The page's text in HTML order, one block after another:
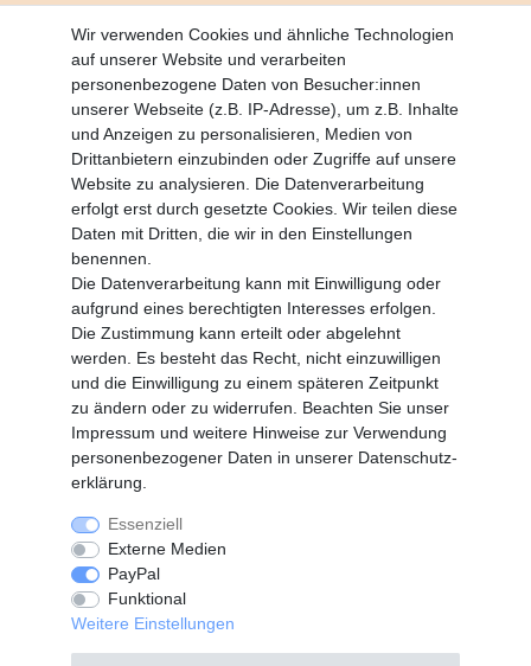
Battrerie Gesetz
Fragen und Antworten
Zahlungsarten
MEIN KONTO
Altgeräte Verordnung
Login
Registrieren
Vertrag widerrufen
SERVICE
Info Material als PDF
Versand
Rückrufe
Galerie
Widerrufs­recht
Impressum
Wir verwenden Cookies und ähnliche Technologien
auf unserer Website und verarbeiten
personenbezogene Daten von Besucher:innen
unserer Webseite (z.B. IP-Adresse), um z.B. Inhalte
und Anzeigen zu personalisieren, Medien von
Drittanbietern einzubinden oder Zugriffe auf unsere
Website zu analysieren. Die Datenverarbeitung
erfolgt erst durch gesetzte Cookies. Wir teilen diese
Daten mit Dritten, die wir in den Einstellungen
benennen.
Die Datenverarbeitung kann mit Einwilligung oder
aufgrund eines berechtigten Interesses erfolgen.
Die Zustimmung kann erteilt oder abgelehnt
werden. Es besteht das Recht, nicht einzuwilligen
und die Einwilligung zu einem späteren Zeitpunkt
zu ändern oder zu widerrufen. Beachten Sie unser
Impressum und weitere Hinweise zur Verwendung
personenbezogener Daten in unserer Daten­schutz­
erklärung
Essenziell
Externe Medien
PayPal
Funktional
Weitere Einstellungen